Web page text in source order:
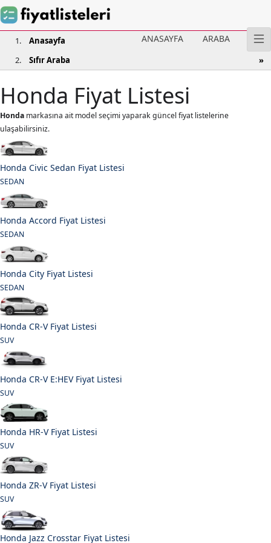
ANASAYFA ARABA
Anasayfa
Sıfır Araba
Honda Fiyat Listesi
Honda markasına ait model seçimi yaparak güncel fiyat listelerine
ulaşabilirsiniz.
Honda Civic Sedan Fiyat Listesi
SEDAN
Honda Accord Fiyat Listesi
SEDAN
Honda City Fiyat Listesi
SEDAN
Honda CR-V Fiyat Listesi
SUV
Honda CR-V E:HEV Fiyat Listesi
SUV
Honda HR-V Fiyat Listesi
SUV
Honda ZR-V Fiyat Listesi
SUV
Honda Jazz Crosstar Fiyat Listesi